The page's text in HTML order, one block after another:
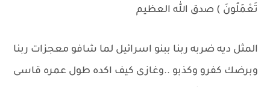
تَعْمَلُونَ ) صدق الله العظيم
المثل ديه ضربه ربنا ببنو اسرائيل لما شافو معجزات ربنا
وبرضك كفرو وكذبو ..وغازى كيف اكده طول عمره قاسى